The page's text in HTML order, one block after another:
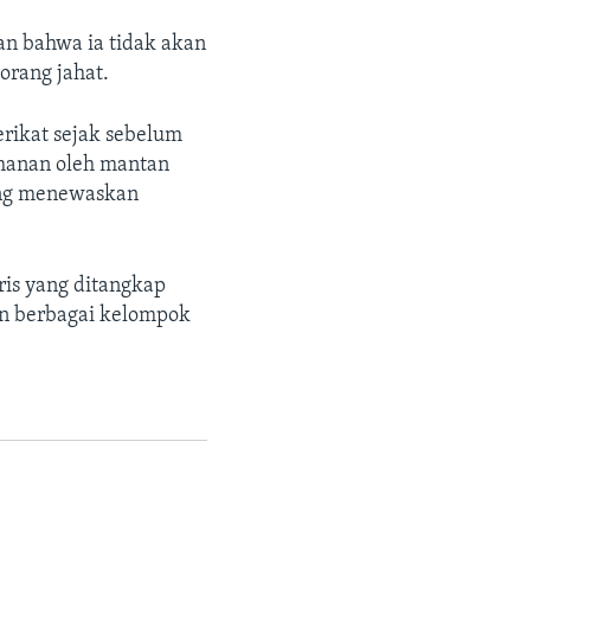
bahwa ia tidak akan
jahat.
sejak sebelum
oleh mantan
menewaskan
yang ditangkap
berbagai kelompok